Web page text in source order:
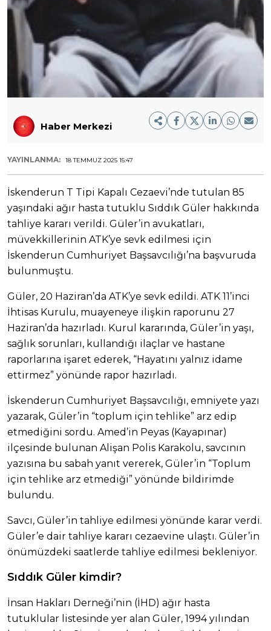
Haber Merkezi
YAYINLANMA: 18 TEMMUZ 2025 15:47
İskenderun T Tipi Kapalı Cezaevi’nde tutulan 85
yaşındaki ağır hasta tutuklu Sıddık Güler hakkında
tahliye kararı verildi. Güler’in avukatları,
müvekkillerinin ATK’ye sevk edilmesi için
İskenderun Cumhuriyet Başsavcılığı’na başvuruda
bulunmuştu.
Güler, 20 Haziran’da ATK’ye sevk edildi. ATK 11’inci
İhtisas Kurulu, muayeneye ilişkin raporunu 27
Haziran’da hazırladı. Kurul kararında, Güler’in yaşı,
sağlık sorunları, kullandığı ilaçlar ve hastane
raporlarına işaret ederek, “Hayatını yalnız idame
ettirmez” yönünde rapor hazırladı.
İskenderun Cumhuriyet Başsavcılığı, emniyete yazı
yazarak, Güler’in “toplum için tehlike” arz edip
etmediğini sordu. Amed’in Peyas (Kayapınar)
ilçesinde bulunan Alişan Polis Karakolu, savcının
yazısına bu sabah yanıt vererek, Güler’in “Toplum
için tehlike arz etmediği” yönünde bildirimde
bulundu.
Savcı, Güler’in tahliye edilmesi yönünde karar verdi.
Güler’e dair tahliye kararı cezaevine ulaştı. Güler’in
önümüzdeki saatlerde tahliye edilmesi bekleniyor.
Sıddık Güler kimdir?
İnsan Hakları Derneği’nin (İHD) ağır hasta
tutuklular listesinde yer alan Güler, 1994 yılından